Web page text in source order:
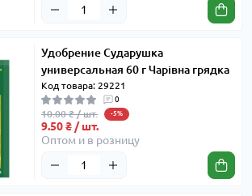
Удобрение Сударушка
универсальная 60 г Чарівна грядка
Код товара: 29221
0
10.00 ₴ / шт. -5%
9.50 ₴ / шт.
Оптом и в розницу